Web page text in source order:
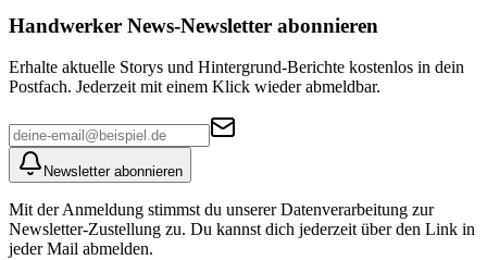
Handwerker News-Newsletter abonnieren
Erhalte aktuelle Storys und Hintergrund-Berichte kostenlos in dein
Postfach. Jederzeit mit einem Klick wieder abmeldbar.
Newsletter abonnieren
Mit der Anmeldung stimmst du unserer Datenverarbeitung zur
Newsletter-Zustellung zu. Du kannst dich jederzeit über den Link in
jeder Mail abmelden.